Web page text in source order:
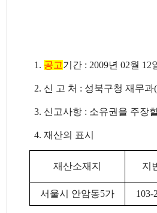
1. 공고기간 : 2009년 02월 12
2. 신 고 처 : 성북구청 재무과
3. 신고사항 : 소유권을 주장
4. 재산의 표시
재산소재지 지
서울시 안암동5가 103-